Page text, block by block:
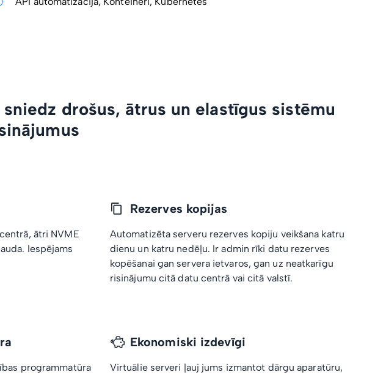
drošus, ātrus un elastīgus sistēmu
ātri NVME
Iespējams
Rezerves kopijas
Automatizēta serveru rezerves kopiju veikšana katru
dienu un katru nedēļu. Ir admin rīki datu rezerves
kopēšanai gan servera ietvaros, gan uz neatkarīgu
risinājumu citā datu centrā vai citā valstī.
programmatūra
Ekonomiski izdevīgi
Virtuālie serveri ļauj jums izmantot dārgu aparatūru,